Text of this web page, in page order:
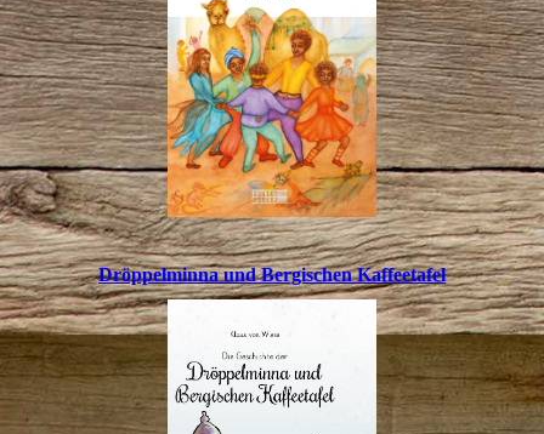
Dröppelminna und Bergischen Kaffeetafel